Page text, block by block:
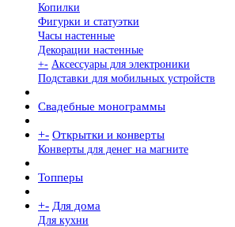
Копилки
Фигурки и статуэтки
Часы настенные
Декорации настенные
+- Аксессуары для электроники
Подставки для мобильных устройств
Свадебные монограммы
+- Открытки и конверты
Конверты для денег на магните
Топперы
+- Для дома
Для кухни